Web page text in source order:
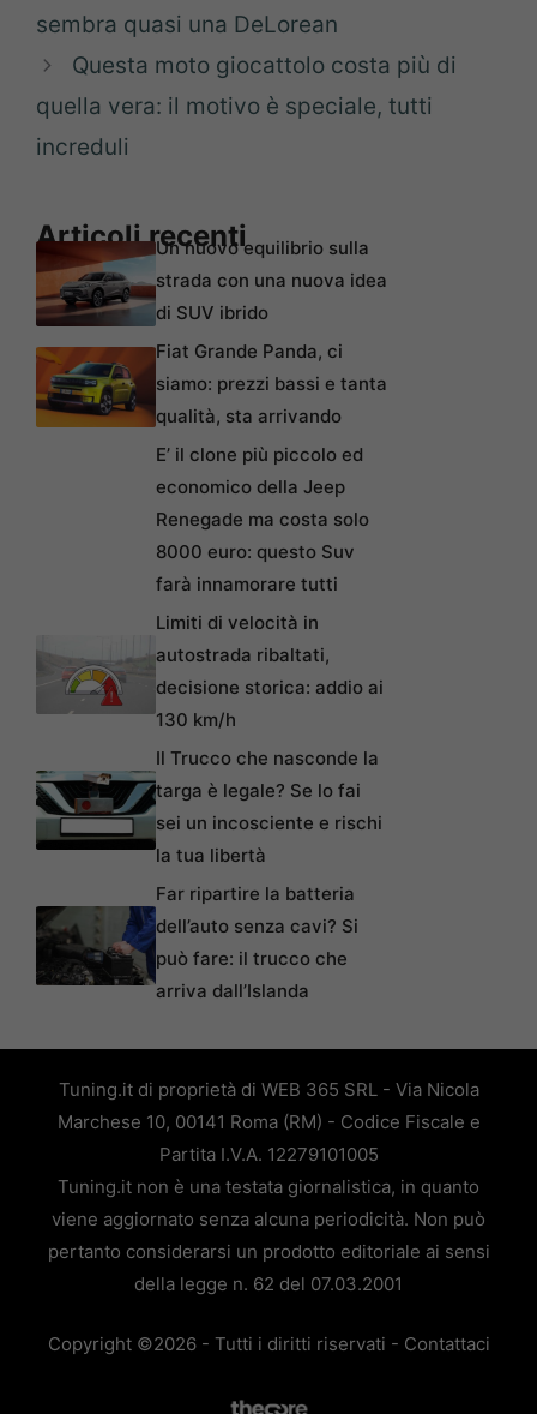
sembra quasi una DeLorean
Questa moto giocattolo costa più di
quella vera: il motivo è speciale, tutti
increduli
Articoli recentiUn nuovo equilibrio sulla
strada con una nuova idea
di SUV ibrido
Fiat Grande Panda, ci
siamo: prezzi bassi e tanta
qualità, sta arrivando
E’ il clone più piccolo ed
economico della Jeep
Renegade ma costa solo
8000 euro: questo Suv
farà innamorare tutti
Limiti di velocità in
autostrada ribaltati,
decisione storica: addio ai
130 km/h
Il Trucco che nasconde la
targa è legale? Se lo fai
sei un incosciente e rischi
la tua libertà
Far ripartire la batteria
dell’auto senza cavi? Si
può fare: il trucco che
arriva dall’Islanda
Tuning.it di proprietà di WEB 365 SRL - Via Nicola
Marchese 10, 00141 Roma (RM) - Codice Fiscale e
Partita I.V.A. 12279101005
Tuning.it non è una testata giornalistica, in quanto
viene aggiornato senza alcuna periodicità. Non può
pertanto considerarsi un prodotto editoriale ai sensi
della legge n. 62 del 07.03.2001
Copyright ©2026 - Tutti i diritti riservati - Contattaci